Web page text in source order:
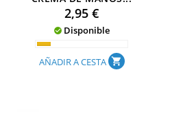
Precio
2,95 €
 Disponible
AÑADIR A CESTA shopping_cart